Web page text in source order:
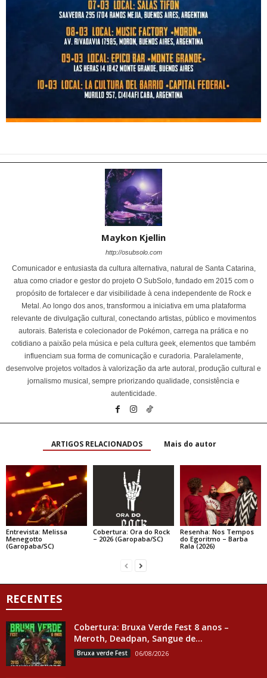
Maykon Kjellin
http://osubsolo.com
Comunicador e entusiasta da cultura alternativa, natural de Santa Catarina,
atua como criador e gestor do projeto O SubSolo, fundado em 2015 com o
propósito de fortalecer e dar visibilidade à cena independente de Rock e
Metal. Ao longo dos anos, transformou a iniciativa em uma plataforma
relevante de divulgação cultural, conectando artistas, público e movimentos
autorais. Baterista e colecionador de Pokémon, carrega na prática e no
cotidiano a paixão pela música e pela cultura geek, elementos que também
influenciam sua forma de comunicação e curadoria. Paralelamente,
desenvolve projetos voltados à valorização da arte autoral, produção cultural e
jornalismo musical, sempre priorizando qualidade, consistência e
autenticidade.
ARTIGOS RELACIONADOS Mais do autor
Entrevista: Melissa
Menegotto
(Garopaba/SC)
Cobertura: Ora do Rock
– 2026 (Garopaba/SC)
Resenha: Nos Tempos
do Egoritmo – Barba
Rala (2026)
RECENTES
Cobertura: Bruxa Verde Fest 8 anos –
Meroth, Deadpan, Sangue de...
Bruxa verde Fest 06/08/2026